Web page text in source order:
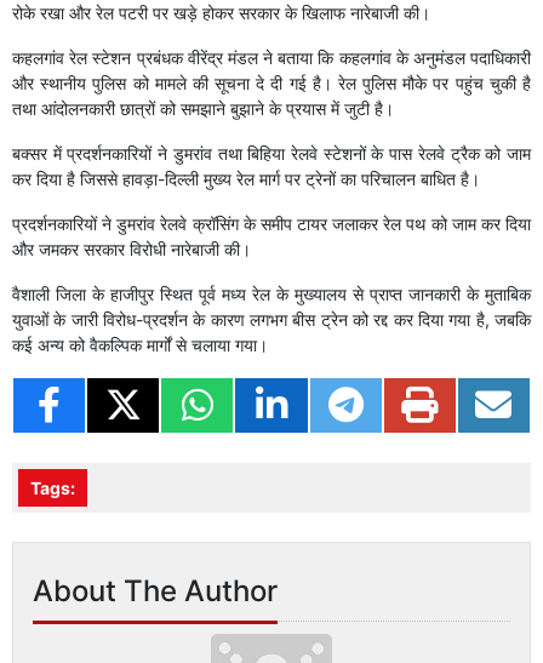
रोके रखा और रेल पटरी पर खड़े होकर सरकार के खिलाफ नारेबाजी की।
कहलगांव रेल स्टेशन प्रबंधक वीरेंद्र मंडल ने बताया कि कहलगांव के अनुमंडल पदाधिकारी
और स्थानीय पुलिस को मामले की सूचना दे दी गई है। रेल पुलिस मौके पर पहुंच चुकी है
तथा आंदोलनकारी छात्रों को समझाने बुझाने के प्रयास में जुटी है।
बक्सर में प्रदर्शनकारियों ने डुमरांव तथा बिहिया रेलवे स्टेशनों के पास रेलवे ट्रैक को जाम
कर दिया है जिससे हावड़ा-दिल्ली मुख्य रेल मार्ग पर ट्रेनों का परिचालन बाधित है।
प्रदर्शनकारियों ने डुमरांव रेलवे क्रॉसिंग के समीप टायर जलाकर रेल पथ को जाम कर दिया
और जमकर सरकार विरोधी नारेबाजी की।
वैशाली जिला के हाजीपुर स्थित पूर्व मध्य रेल के मुख्यालय से प्राप्त जानकारी के मुताबिक
युवाओं के जारी विरोध-प्रदर्शन के कारण लगभग बीस ट्रेन को रद्द कर दिया गया है, जबकि
कई अन्य को वैकल्पिक मार्गों से चलाया गया।
Tags:
About The Author